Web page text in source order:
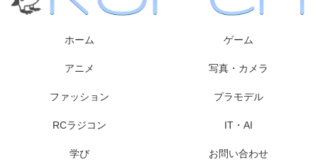
ホーム ゲーム
アニメ 写真・カメラ
ファッション プラモデル
RCラジコン IT・AI
学び お問い合わせ